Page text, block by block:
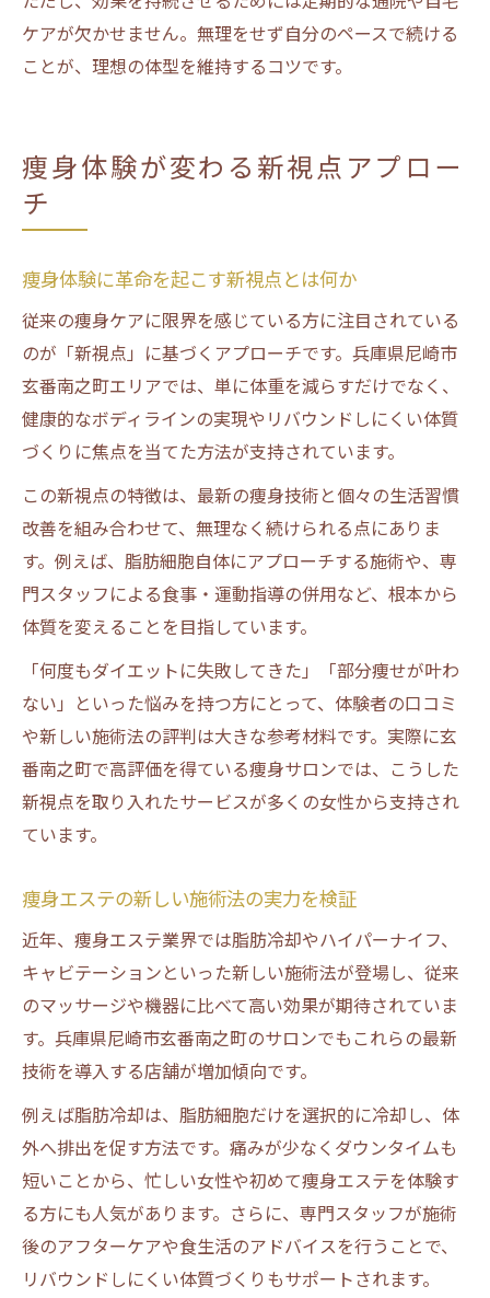
ケアが欠かせません。無理をせず自分のペースで続ける
ことが、理想の体型を維持するコツです。
痩身体験が変わる新視点アプロー
チ
痩身体験に革命を起こす新視点とは何か
従来の痩身ケアに限界を感じている方に注目されている
のが「新視点」に基づくアプローチです。兵庫県尼崎市
玄番南之町エリアでは、単に体重を減らすだけでなく、
健康的なボディラインの実現やリバウンドしにくい体質
づくりに焦点を当てた方法が支持されています。
この新視点の特徴は、最新の痩身技術と個々の生活習慣
改善を組み合わせて、無理なく続けられる点にありま
す。例えば、脂肪細胞自体にアプローチする施術や、専
門スタッフによる食事・運動指導の併用など、根本から
体質を変えることを目指しています。
「何度もダイエットに失敗してきた」「部分痩せが叶わ
ない」といった悩みを持つ方にとって、体験者の口コミ
や新しい施術法の評判は大きな参考材料です。実際に玄
番南之町で高評価を得ている痩身サロンでは、こうした
新視点を取り入れたサービスが多くの女性から支持され
ています。
痩身エステの新しい施術法の実力を検証
近年、痩身エステ業界では脂肪冷却やハイパーナイフ、
キャビテーションといった新しい施術法が登場し、従来
のマッサージや機器に比べて高い効果が期待されていま
す。兵庫県尼崎市玄番南之町のサロンでもこれらの最新
技術を導入する店舗が増加傾向です。
例えば脂肪冷却は、脂肪細胞だけを選択的に冷却し、体
外へ排出を促す方法です。痛みが少なくダウンタイムも
短いことから、忙しい女性や初めて痩身エステを体験す
る方にも人気があります。さらに、専門スタッフが施術
後のアフターケアや食生活のアドバイスを行うことで、
リバウンドしにくい体質づくりもサポートされます。